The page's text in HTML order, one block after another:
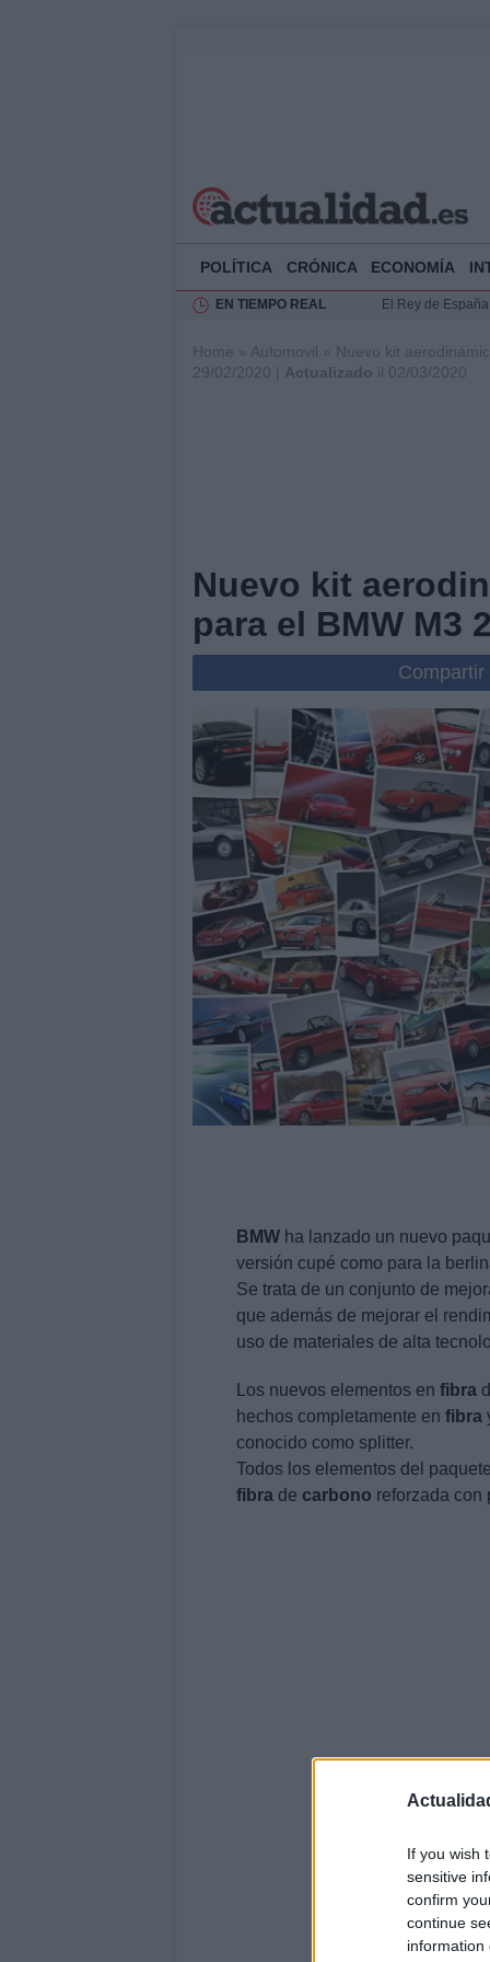
If you wish
sensitive
confirm
continue
information
POLÍTICA CRÓNICA ECONOMÍA
EN TIEMPO REAL
El Rey de
Guía técnica
Home » Automovil » Nuevo kit
29/02/2020 | Actualizado il 02/03/2020
Nuevo kit
para el BMW M3
BMW ha lanzado un nuevo
versión cupé como para la
Se trata de un conjunto de
que además de mejorar el
uso de materiales de alta
Los nuevos elementos en fibra
hechos completamente en fibra
conocido como splitter.
Todos los elementos del
fibra de carbono reforzada con